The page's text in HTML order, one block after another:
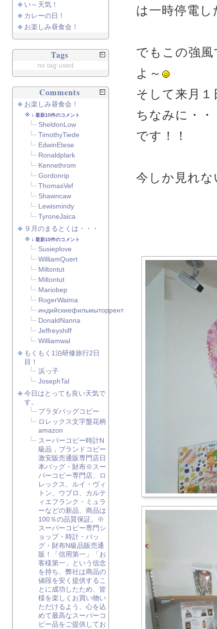
は一時停電し
でもこの強
よ～
そして来月
ちなみに・
です！！
今しか見れ
い～天気！
カレーの日！
お楽しみ昼食会！
Tags
no tag used
Comments
お楽しみ昼食会！
最新10件のコメント
SheldonLow
TimothyTiede
EdwinEtese
Ronaldplark
Kennethrom
Gordonrip
ThomasVef
Shawncaw
Lewismindy
TyroneJaica
９月のまるとくは・・・
最新10件のコメント
Susieplove
WilliamQuert
Miltontut
Miltontut
Mariobep
RogerWaima
индийскиефильмыторрент
DonaldNanna
Jeffreyshiff
Williamwal
もくもく1泊研修旅行2日
目！
浜っ子
JosephTal
今日はとっても良い天気で
す。
プラダバッグコピー
ロレックス文字盤花柄
amazon
スーパーコピー時計N
級品，ブランドコピー
激安販売通販専門店日
本バッグ・財布※スー
パーコピー専門店、ロ
レックス、ルイ・ヴィ
トン、ウブロ、カルテ
ィエフランク・ミュラ
ーなどの新品、商品は
100％の品質保証。※
スーパーコピー専門シ
ョップ・時計・バッ
グ・財布N級品販売通
販！「信用第一」「お
客様第一」という信念
を持ち、弊社は商品の
値段を安く提供するこ
とに成功したため、皆
様を楽しくお買い物い
ただけるよう、心を込
めて最高なスーパーコ
ピー品をご提供してお